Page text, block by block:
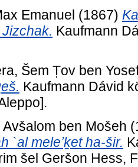
Emanuel (1867)
Kaufmann
Šem Ṭov ben
Kaufmann Dávid
Avšalom ben Mošeh
`al meleʼḵet ha-šir.
šel Geršon Hess,